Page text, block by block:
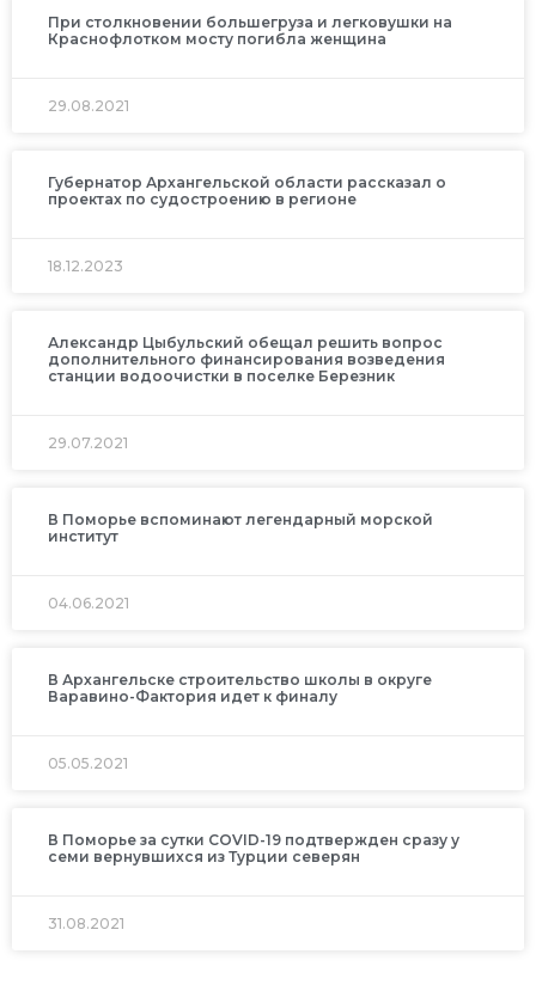
При столкновении большегруза и легковушки на
Краснофлотком мосту погибла женщина
29.08.2021
Губернатор Архангельской области рассказал о
проектах по судостроению в регионе
18.12.2023
Александр Цыбульский обещал решить вопрос
дополнительного финансирования возведения
станции водоочистки в поселке Березник
29.07.2021
В Поморье вспоминают легендарный морской
институт
04.06.2021
В Архангельске строительство школы в округе
Варавино-Фактория идет к финалу
05.05.2021
В Поморье за сутки COVID-19 подтвержден сразу у
семи вернувшихся из Турции северян
31.08.2021